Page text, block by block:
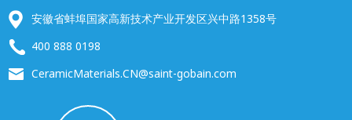
安徽省蚌埠国家高新技术产业开发区兴中路1358号
400 888 0198
CeramicMaterials.CN@saint-gobain.com